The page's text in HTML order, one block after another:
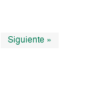
Siguiente »